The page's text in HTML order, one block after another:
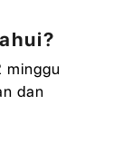
minggu
dan